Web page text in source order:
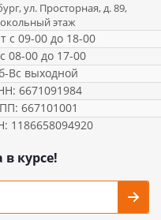
ул. Просторная, д. 89,
этаж
с 09-00 до 18-00
08-00 до 17-00
Вс выходной
6671091984
667101001
1186658094920
в курсе!